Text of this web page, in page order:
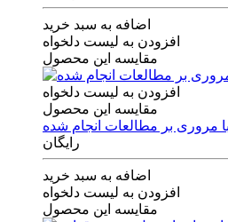
اضافه به سبد خرید
افزودن به لیست دلخواه
مقایسه این محصول
افزودن به لیست دلخواه
مقایسه این محصول
مروری بر مطالعات انجام شده
رایگان
اضافه به سبد خرید
افزودن به لیست دلخواه
مقایسه این محصول